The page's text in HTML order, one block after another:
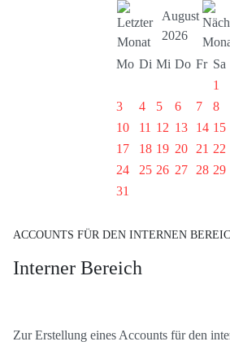
August
2026
Mo Di Mi Do Fr Sa
1
3
4 5 6 7 8
10
11 12 13 14 15
17
18 19 20 21 22
24
25 26 27 28 29
31
ACCOUNTS FÜR DEN INTERNEN
Interner Bereich
Zur Erstellung eines Accounts für den